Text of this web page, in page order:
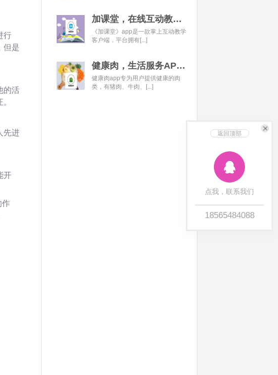
返回顶部
点我，联系我们
18565484088
行
但是
的活
先进
开
作
加课堂，在线互动教育APP经典案例
《加课堂》app是一款掌上互动教学
客户端，平台拥有[...]
健康肉，生活服务APP开发经典案例
健康肉app专为用户提供健康的肉
类，有猪肉、牛肉、[...]